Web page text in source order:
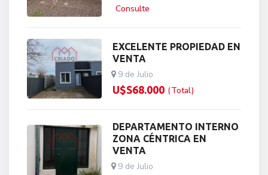
Consulte
EXCELENTE PROPIEDAD EN
VENTA
9 de Julio
U$S68.000 (Total)
DEPARTAMENTO INTERNO
ZONA CÉNTRICA EN
VENTA
9 de Julio